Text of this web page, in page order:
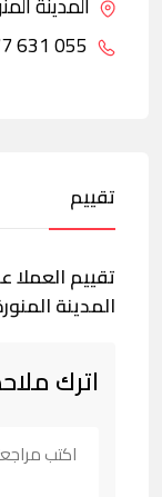
تقييم
تقييم
المدينة
اترك